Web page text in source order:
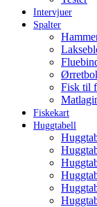
Intervjuer
Spalter
Fisk til
Fiskekart
Huggtabell